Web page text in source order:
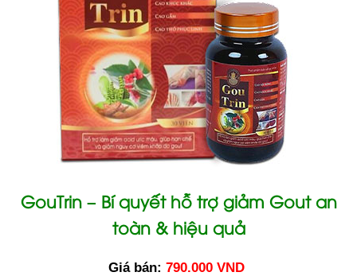
GouTrin – Bí quyết hỗ trợ giảm Gout an
toàn & hiệu quả
Giá bán: 790.000 VND